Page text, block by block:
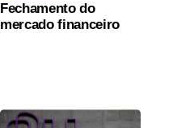
Fechamento do
mercado financeiro